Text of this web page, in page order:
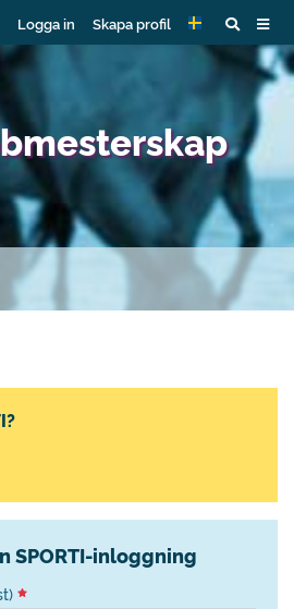
Logga in Skapa profil
SPORTI-inloggning